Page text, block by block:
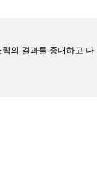
의 결과를 증대하고 다